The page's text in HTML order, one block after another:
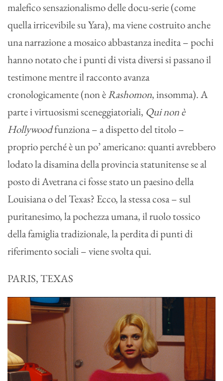
malefico sensazionalismo delle docu-serie (come
quella irricevibile su Yara), ma viene costruito anche
una narrazione a mosaico abbastanza inedita – pochi
hanno notato che i punti di vista diversi si passano il
testimone mentre il racconto avanza
cronologicamente (non èRashomon, insomma). A
parte i virtuosismi sceneggiatoriali, Qui non è
Hollywoodfunziona – a dispetto del titolo –
proprio perché è un po’ americano: quanti avrebbero
lodato la disamina della provincia statunitense se al
posto di Avetrana ci fosse stato un paesino della
Louisiana o del Texas? Ecco, la stessa cosa – sul
puritanesimo, la pochezza umana, il ruolo tossico
della famiglia tradizionale, la perdita di punti di
riferimento sociali – viene svolta qui.
PARIS, TEXAS